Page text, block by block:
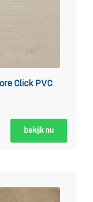
Click PVC
bekijk nu